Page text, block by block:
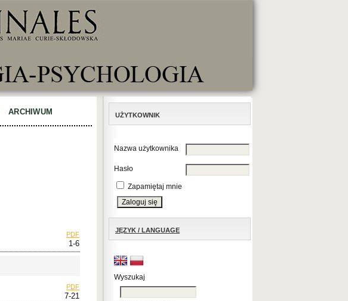
UŻYTKOWNIK
Nazwa użytkownika
Hasło
Zapamiętaj mnie
JĘZYK / LANGUAGE
Wyszukaj
ARCHIWUM
PDF
1-6
PDF
7-21